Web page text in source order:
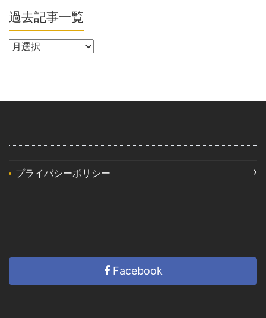
過去記事一覧
プライバシーポリシー
Facebook